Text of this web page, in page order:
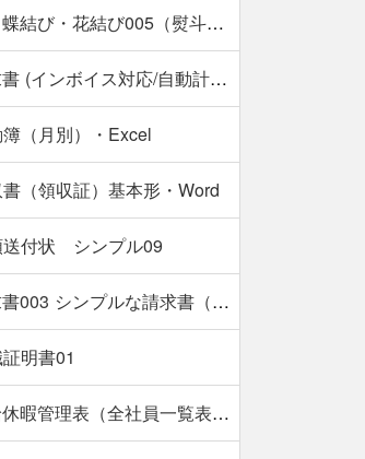
水引蝶結び・花結び005（熨斗あり）
請求書 (インボイス対応/自動計算/A4 縦) カラー 使い方解説あり
（月別）・Excel
（領収証）基本形・Word
送付状 シンプル09
請求書003 シンプルな請求書（消費税10％対応）
明書01
有給休暇管理表（全社員一覧表版）・横【見本付き】